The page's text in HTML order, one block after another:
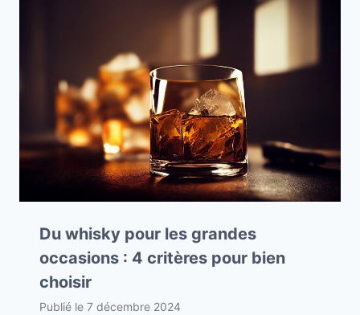
Du whisky pour les grandes
occasions : 4 critères pour bien
choisir
Publié le 7 décembre 2024